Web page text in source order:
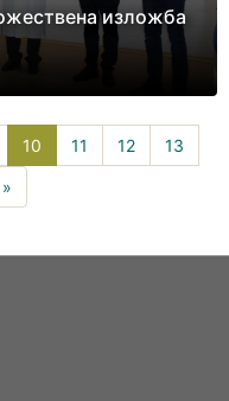
изложба
1010(current)
11 12 13
»